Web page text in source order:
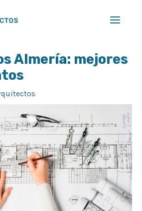
Almería: mejores